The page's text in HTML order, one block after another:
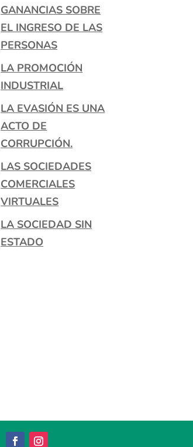
GANANCIAS SOBRE
EL INGRESO DE LAS
PERSONAS
LA PROMOCIÓN
INDUSTRIAL
LA EVASIÓN ES UNA
ACTO DE
CORRUPCIÓN.
LAS SOCIEDADES
COMERCIALES
VIRTUALES
LA SOCIEDAD SIN
ESTADO